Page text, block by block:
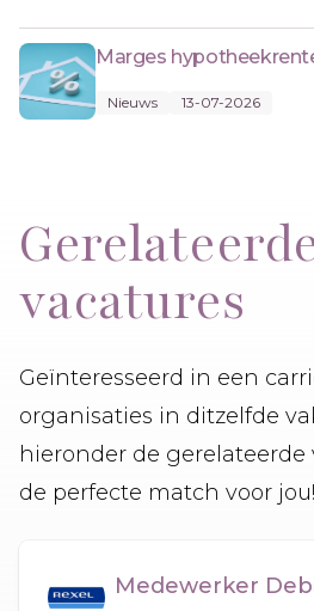
Marges
Nieuws 13-07-2026
vacatures
Geïnteresseerd in een
organisaties in ditzelfde
hieronder de gerelateerde
de perfecte match voor jou!
Medewerker